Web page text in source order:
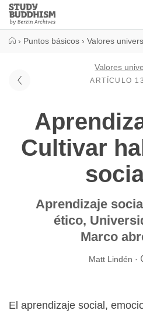
Close
Study
Buddhism
› Puntos básicos › Valores
Valores
ARTÍCULO
Cultivar
Aprendizaje
ético,
Marco
Matt Lindén
El aprendizaje social,